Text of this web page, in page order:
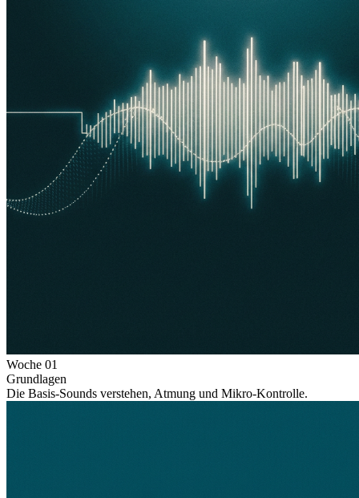
Woche 01
Grundlagen
Die Basis-Sounds verstehen, Atmung und Mikro-Kontrolle.